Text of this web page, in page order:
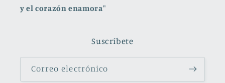
y el corazón enamora"
Suscríbete
Correo electrónico